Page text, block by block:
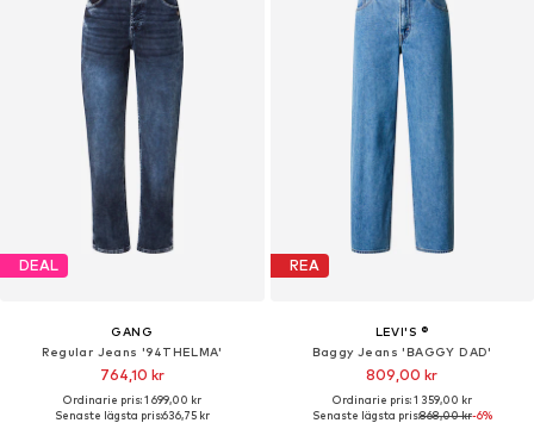
DEAL
GANG
Regular Jeans '94THELMA'
764,10 kr
Ordinarie pris: 1 699,00 kr
Senaste lägsta pris:636,75 kr
REA
LEVI'S ®
Baggy Jeans 'BAGGY DAD'
809,00 kr
Ordinarie pris: 1 359,00 kr
Senaste lägsta pris:868,00 kr-6%